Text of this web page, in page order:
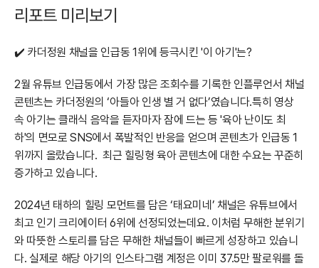
리포트 미리보기
✔️ 카더정원 채널을 인급동 1위에 등극시킨 '이 아기'는?
2월 유튜브 인급동에서 가장 많은 조회수를 기록한 인플루언서 채널
콘텐츠는 카더정원의 ‘아들아 인생 별 거 없다’였습니다.특히 영상
속 아기는 클래식 음악을 듣자마자 잠에 드는 등 '육아 난이도 최
하'의 면모로 SNS에서 폭발적인 반응을 얻으며 콘텐츠가 인급동 1
위까지 올랐습니다.  최근 힐링형 육아 콘텐츠에 대한 수요는 꾸준히
증가하고 있습니다.
2024년 태하의 힐링 모먼트를 담은 ‘태요미네’ 채널은 유튜브에서
최고 인기 크리에이터 6위에 선정되었는데요. 이처럼 무해한 분위기
와 따뜻한 스토리를 담은 무해한 채널들이 빠르게 성장하고 있습니
다. 실제로 해당 아기의 인스타그램 계정은 이미 37.5만 팔로워를 돌